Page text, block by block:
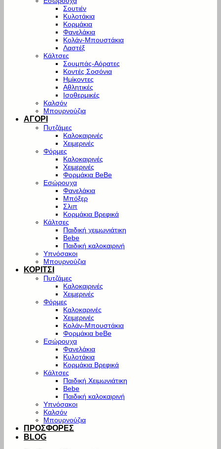
Σουτιέν
Κυλοτάκια
Κορμάκια
Φανελάκια
Κολάν-Μπουστάκια
Λαστέξ
Κάλτσες
Σουμπάς-Αόρατες
Κοντές Σοσόνια
Ημίκοντες
Αθλητικές
Ισοθερμικές
Καλσόν
Μπουρνούζια
ΑΓΟΡΙ
Πυτζάμες
Καλοκαιρινές
Χειμερινές
Φόρμες
Καλοκαιρινές
Χειμερινές
Φορμάκια BeBe
Εσώρουχα
Φανελάκια
Μπόξερ
Σλιπ
Κορμάκια Βρεφικά
Κάλτσες
Παιδική χειμωνιάτικη
Bebe
Παιδική καλοκαιρινή
Υπνόσακοι
Μπουρνούζια
ΚΟΡΙΤΣΙ
Πυτζάμες
Καλοκαιρινές
Χειμερινές
Φόρμες
Καλοκαρινές
Χειμερινές
Κολάν-Μπουστάκια
Φορμάκια beBe
Εσώρουχα
Φανελάκια
Κυλοτάκια
Κορμάκια Βρεφικά
Κάλτσες
Παιδική Χειμωνιάτικη
Bebe
Παιδική καλοκαιρινή
Υπνόσακοι
Καλσόν
Μπουρνούζια
ΠΡΟΣΦΟΡΕΣ
BLOG